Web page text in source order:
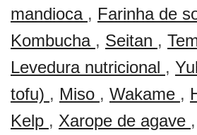
mandioca , Farinha de
Kombucha , Seitan ,
Levedura nutricional ,
tofu) , Miso , Wakame ,
Kelp , Xarope de agave ,